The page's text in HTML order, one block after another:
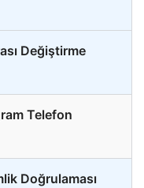
Değiştirme
Telefon
Doğrulaması